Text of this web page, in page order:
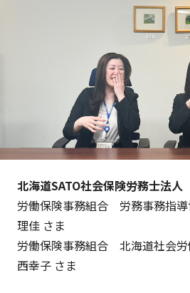
北海道SATO社会保険労務士法人
労働保険事務組合 労務事務指
理佳 さま
労働保険事務組合 北海道社会
西幸子 さま